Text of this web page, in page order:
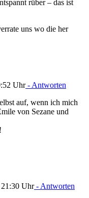
rüber – das ist
uns wo die her
Uhr- Antworten
auf, wenn ich mich
von Sezane und
Uhr- Antworten